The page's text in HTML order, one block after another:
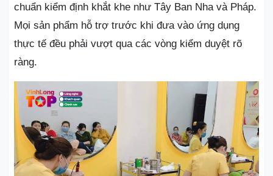
chuẩn kiểm định khắt khe như Tây Ban Nha và Pháp.
Mọi sản phẩm hỗ trợ trước khi đưa vào ứng dụng
thực tế đều phải vượt qua các vòng kiểm duyệt rõ
ràng.